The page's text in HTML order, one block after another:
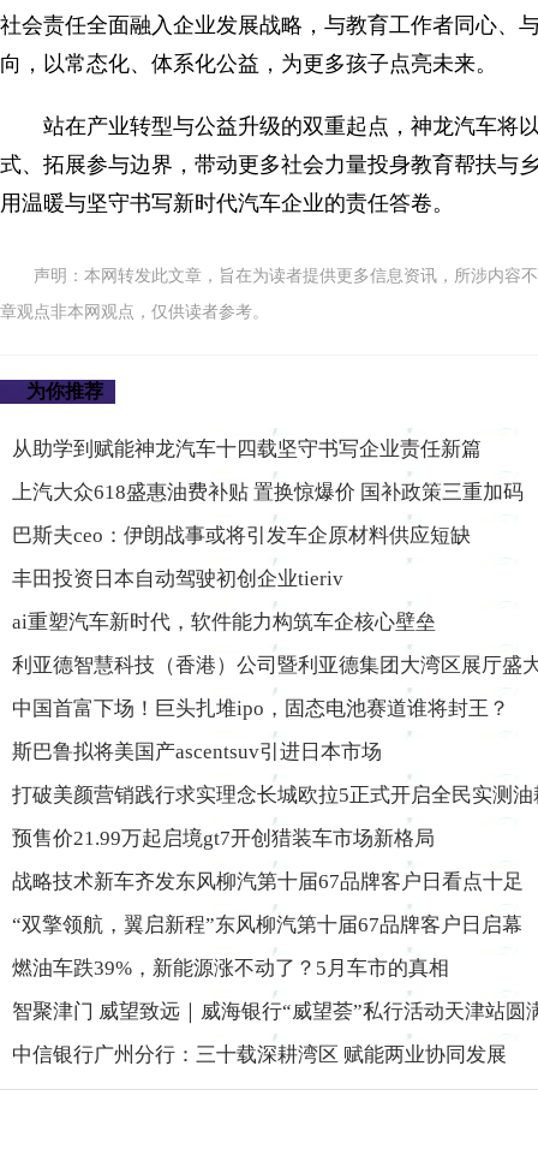
社会责任全面融入企业发展战略，与教育工作者同心、
向，以常态化、体系化公益，为更多孩子点亮未来。
站在产业转型与公益升级的双重起点，神龙汽车将
式、拓展参与边界，带动更多社会力量投身教育帮扶与
用温暖与坚守书写新时代汽车企业的责任答卷。
声明：本网转发此文章，旨在为读者提供更多信息资讯，所涉内容
章观点非本网观点，仅供读者参考。
为你推荐
从助学到赋能神龙汽车十四载坚守书写企业责任新篇
上汽大众618盛惠油费补贴 置换惊爆价 国补政策三重加码
巴斯夫ceo：伊朗战事或将引发车企原材料供应短缺
丰田投资日本自动驾驶初创企业tieriv
ai重塑汽车新时代，软件能力构筑车企核心壁垒
利亚德智慧科技（香港）公司暨利亚德集团大湾区展厅盛
中国首富下场！巨头扎堆ipo，固态电池赛道谁将封王？
斯巴鲁拟将美国产ascentsuv引进日本市场
打破美颜营销践行求实理念长城欧拉5正式开启全民实测
预售价21.99万起启境gt7开创猎装车市场新格局
战略技术新车齐发东风柳汽第十届67品牌客户日看点十足
“双擎领航，翼启新程”东风柳汽第十届67品牌客户日启幕
燃油车跌39%，新能源涨不动了？5月车市的真相
智聚津门 威望致远｜威海银行“威望荟”私行活动天津站圆
中信银行广州分行：三十载深耕湾区 赋能两业协同发展